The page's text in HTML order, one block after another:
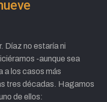
Díaz no estaría ni
-aunque sea
a los casos más
tres décadas. Hagamos
de ellos: